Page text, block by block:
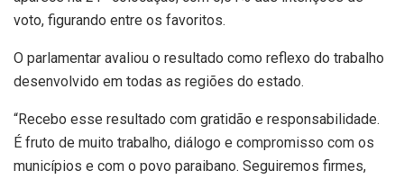
voto, figurando entre os favoritos.
O parlamentar avaliou o resultado como reflexo do trabalho
desenvolvido em todas as regiões do estado.
“Recebo esse resultado com gratidão e responsabilidade.
É fruto de muito trabalho, diálogo e compromisso com os
municípios e com o povo paraibano. Seguiremos firmes,